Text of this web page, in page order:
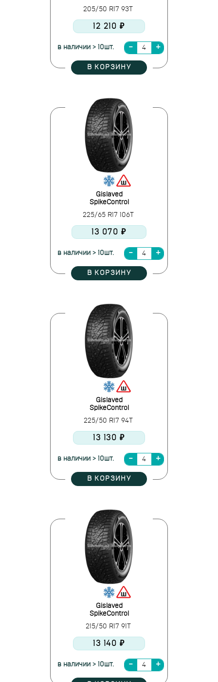
205/50 R17 93T
12 210 ₽
в наличии > 10шт.
В КОРЗИНУ
Gislaved
SpikeControl
225/65 R17 106T
13 070 ₽
в наличии > 10шт.
В КОРЗИНУ
Gislaved
SpikeControl
225/50 R17 94T
13 130 ₽
в наличии > 10шт.
В КОРЗИНУ
Gislaved
SpikeControl
215/50 R17 91T
13 140 ₽
в наличии > 10шт.